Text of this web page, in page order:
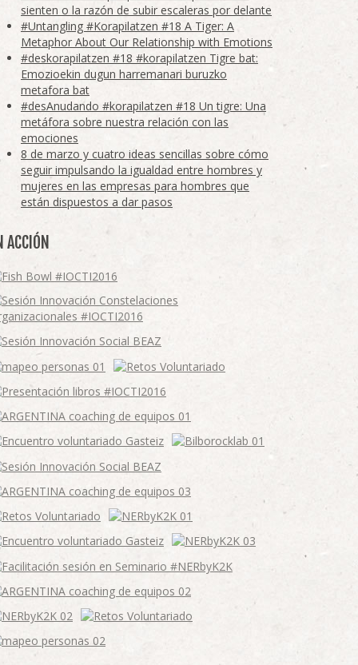
sienten o la razón de subir escaleras por delante
#Untangling #Korapilatzen #18 A Tiger: A
Metaphor About Our Relationship with Emotions
#deskorapilatzen #18 #korapilatzen Tigre bat:
Emozioekin dugun harremanari buruzko
metafora bat
#desAnudando #korapilatzen #18 Un tigre: Una
metáfora sobre nuestra relación con las
emociones
8 de marzo y cuatro ideas sencillas sobre cómo
seguir impulsando la igualdad entre hombres y
mujeres en las empresas para hombres que
están dispuestos a dar pasos
ACCIÓN